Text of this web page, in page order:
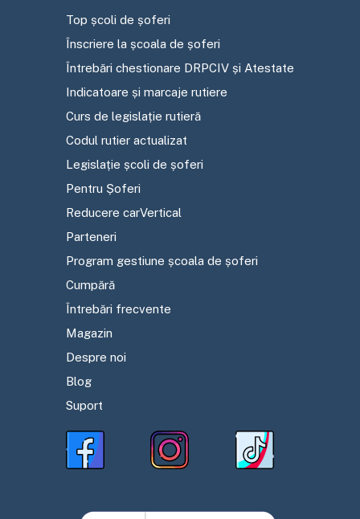
Top școli de șoferi
Înscriere la școala de șoferi
Întrebări chestionare DRPCIV și Atestate
Indicatoare și marcaje rutiere
Curs de legislație rutieră
Codul rutier actualizat
Legislație școli de șoferi
Pentru Șoferi
Reducere carVertical
Parteneri
Program gestiune școala de șoferi
Cumpără
Întrebări frecvente
Magazin
Despre noi
Blog
Suport